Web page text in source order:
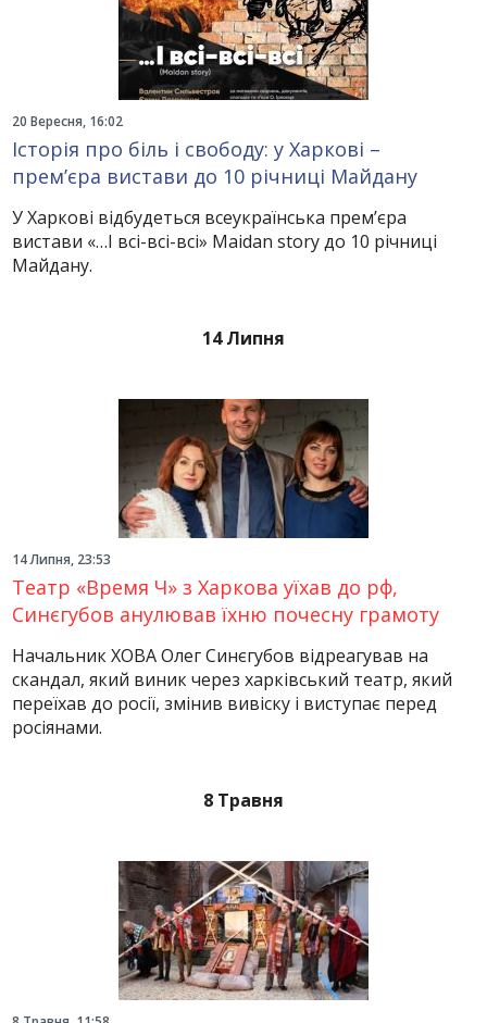
20 Вересня, 16:02
Історія про біль і свободу: у Харкові –
прем’єра вистави до 10 річниці Майдану
У Харкові відбудеться всеукраїнська прем’єра
вистави «…І всі-всі-всі» Maidan story до 10 річниці
Майдану.
14 Липня
14 Липня, 23:53
Театр «Время Ч» з Харкова уїхав до рф,
Синєгубов анулював їхню почесну грамоту
Начальник ХОВА Олег Синєгубов відреагував на
скандал, який виник через харківський театр, який
переїхав до росії, змінив вивіску і виступає перед
росіянами.
8 Травня